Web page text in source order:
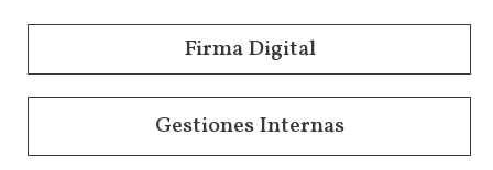
Firma Digital
Gestiones Internas